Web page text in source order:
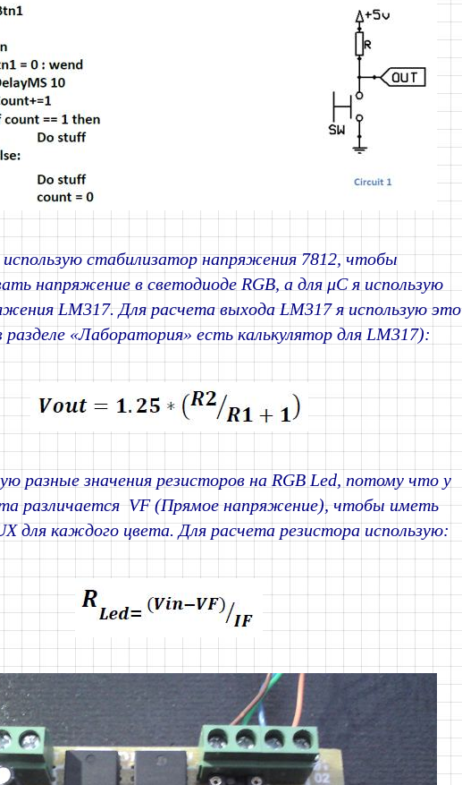
использую стабилизатор напряжения 7812, чтобы
напряжение в светодиоде RGB, а для μC я использую
LM317. Для расчета выхода LM317 я использую это
разделе «Лаборатория» есть калькулятор для LM317):
разные значения резисторов на RGB Led, потому что у
различается VF (Прямое напряжение), чтобы иметь
для каждого цвета. Для расчета резистора использую: